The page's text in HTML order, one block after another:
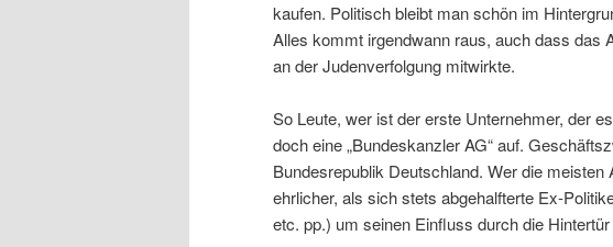
kaufen. Politisch bleibt man schön im
Alles kommt irgendwann raus, auch dass das
an der Judenverfolgung mitwirkte.
So Leute, wer ist der erste Unternehmer, der
doch eine „Bundeskanzler AG“ auf.
Bundesrepublik Deutschland. Wer die
ehrlicher, als sich stets abgehalfterte Ex-
etc. pp.) um seinen Einfluss durch die